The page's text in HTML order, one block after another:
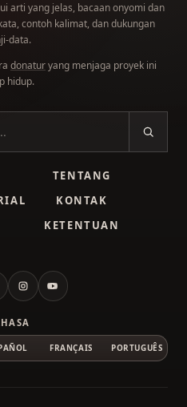
arti yang jelas, bacaan onyomi dan
contoh kalimat, dan dukungan
data.
donaturyang menjaga proyek ini
hidup.
TENTANG
KONTAK
KETENTUAN
InstagramYouTube
FRANÇAIS PORTUGUÊS